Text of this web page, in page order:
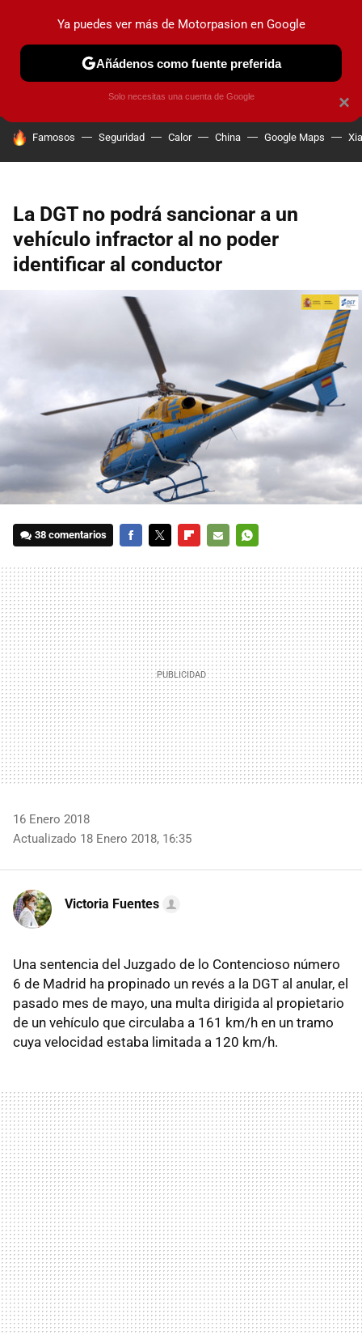
PRUEBAS COCHES ELÉCTRICOS OBSERVATORIO
HOY SE HABLA DE
Famosos Seguridad Calor China Google Maps
La DGT no podrá sancionar a un
vehículo infractor al no poder
identificar al conductor
38 comentarios
MAIL
16 Enero 2018
Actualizado 18 Enero 2018, 16:35
Victoria Fuentes
Una sentencia del Juzgado de lo Contencioso número
6 de Madrid ha propinado un revés a la DGT al anular, el
pasado mes de mayo, una multa dirigida al propietario
de un vehículo que circulaba a 161 km/h en un tramo
cuya velocidad estaba limitada a 120 km/h.
×
Ya puedes ver más de Motorpasion en Google
Añádenos como fuente preferida
Solo necesitas una cuenta de Google